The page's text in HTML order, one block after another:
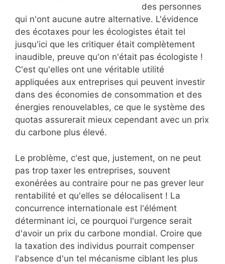
des personnes
qui n'ont aucune autre alternative. L'évidence
des écotaxes pour les écologistes était tel
jusqu'ici que les critiquer était complètement
inaudible, preuve qu'on n'était pas écologiste !
C'est qu'elles ont une véritable utilité
appliquées aux entreprises qui peuvent investir
dans des économies de consommation et des
énergies renouvelables, ce que le système des
quotas assurerait mieux cependant avec un prix
du carbone plus élevé.
Le problème, c'est que, justement, on ne peut
pas trop taxer les entreprises, souvent
exonérées au contraire pour ne pas grever leur
rentabilité et qu'elles se délocalisent ! La
concurrence internationale est l'élément
déterminant ici, ce pourquoi l'urgence serait
d'avoir un prix du carbone mondial. Croire que
la taxation des individus pourrait compenser
l'absence d'un tel mécanisme ciblant les plus